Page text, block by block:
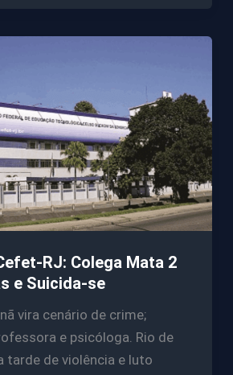
RJ: Colega Mata 2
e Suicida-se
vira cenário de crime;
e psicóloga. Rio de
tarde de violência e luto